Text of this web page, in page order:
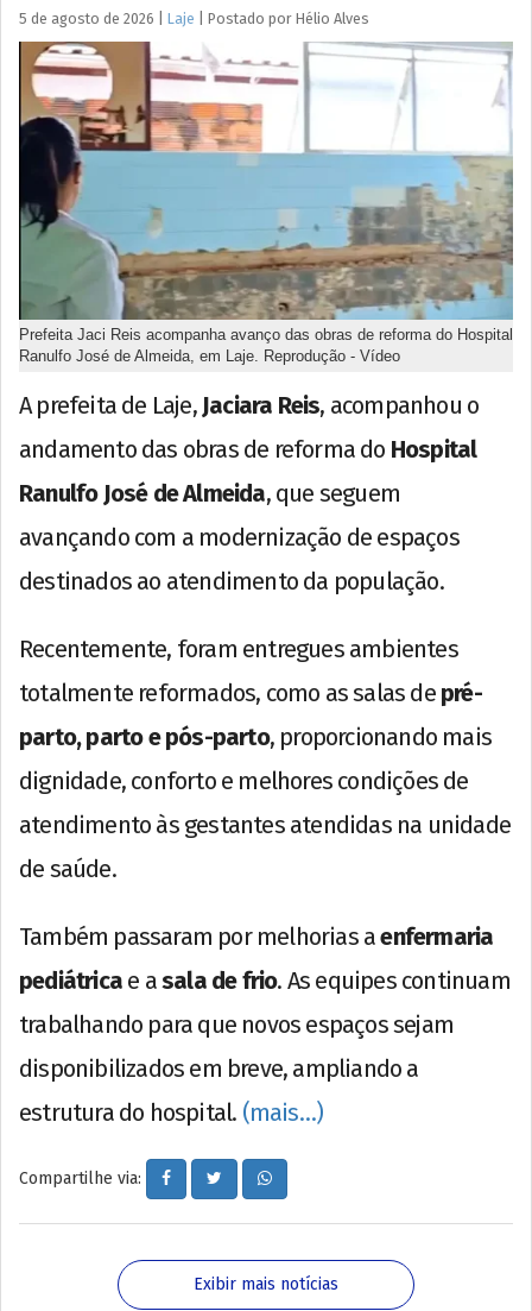
5 de agosto de 2026 Laje Postado por Hélio Alves
Prefeita Jaci Reis acompanha avanço das obras de reforma do Hospital
Ranulfo José de Almeida, em Laje. Reprodução - Vídeo
A prefeita de Laje, Jaciara Reis, acompanhou o
andamento das obras de reforma do Hospital
Ranulfo José de Almeida, que seguem
avançando com a modernização de espaços
destinados ao atendimento da população.
Recentemente, foram entregues ambientes
totalmente reformados, como as salas de pré-
parto, parto e pós-parto, proporcionando mais
dignidade, conforto e melhores condições de
atendimento às gestantes atendidas na unidade
de saúde.
Também passaram por melhorias aenfermaria
pediátrica e asala de frio. As equipes continuam
trabalhando para que novos espaços sejam
disponibilizados em breve, ampliando a
estrutura do hospital. (mais…)
Compartilhe via:
Exibir mais notícias